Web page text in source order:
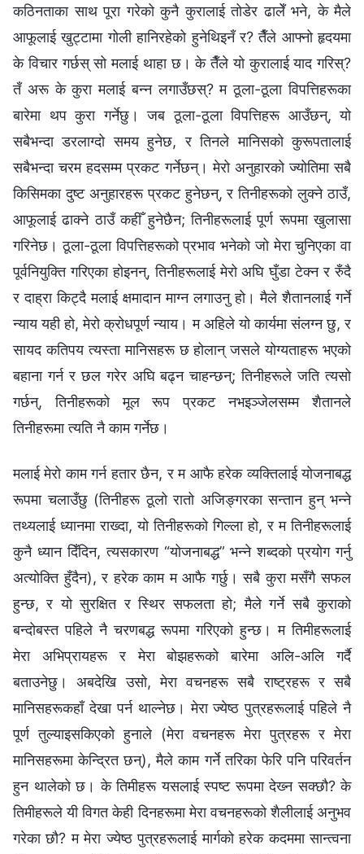
कठिनताका साथ पूरा गरेको कुनै कुरालाई तोडेर ढालेँ भने, के मैले
आफूलाई खुट्टामा गोली हानिरहेको हुनेथिइनँ र? तैँले आफ्‍नो हृदयमा
के विचार गर्छस् सो मलाई थाहा छ। के तैँले यो कुरालाई याद गरिस्?
तँ अरू के कुरा मलाई बन्‍न लगाउँछस्? म ठूला-ठूला विपत्तिहरूका
बारेमा थप कुरा गर्नेछु। जब ठूला-ठूला विपत्तिहरू आउँछन्, यो
सबैभन्दा डरलाग्दो समय हुनेछ, र तिनले मानिसको कुरूपतालाई
सबैभन्दा चरम हदसम्‍म प्रकट गर्नेछन्। मेरो अनुहारको ज्योतिमा सबै
किसिमका दुष्ट अनुहारहरू प्रकट हुनेछन्, र तिनीहरूको लुक्‍ने ठाउँ,
आफूलाई ढाक्‍ने ठाउँ कहीँ हुनेछैन; तिनीहरूलाई पूर्ण रूपमा खुलासा
गरिनेछ। ठूला-ठूला विपत्तिहरूको प्रभाव भनेको जो मेरा चुनिएका वा
पूर्वनियुक्ति गरिएका होइनन्, तिनीहरूलाई मेरो अघि घुँडा टेक्‍न र रुँदै
र दाह्रा किट्दै मलाई क्षमादान माग्‍न लगाउनु हो। मैले शैतानलाई गर्ने
न्याय यही हो, मेरो क्रोधपूर्ण न्याय। म अहिले यो कार्यमा संलग्‍न छु, र
सायद कतिपय त्यस्ता मानिसहरू छ होलान् जसले योग्यताहरू भएको
बहाना गर्न र छल गरेर अघि बढ्न चाहन्छन्; तिनीहरूले जति त्यसो
गर्छन्, तिनीहरूको मूल रूप प्रकट नभइञ्‍जेलसम्‍म शैतानले
तिनीहरूमा त्यति नै काम गर्नेछ।
मलाई मेरो काम गर्न हतार छैन, र म आफै हरेक व्यक्तिलाई योजनाबद्ध
रूपमा चलाउँछु (तिनीहरू ठूलो रातो अजिङ्गरका सन्तान हुन् भन्‍ने
तथ्यलाई ध्यानमा राख्दा, यो तिनीहरूको गिल्‍ला हो, र म तिनीहरूलाई
कुनै ध्यान दिँदिन, त्यसकारण “योजनाबद्ध” भन्‍ने शब्दको प्रयोग गर्नु
अत्योक्ति हुँदैन), र हरेक काम म आफै गर्छु। सबै कुरा मसँगै सफल
हुन्छ, र यो सुरक्षित र स्थिर सफलता हो; मैले गर्ने सबै कुराको
बन्दोबस्त पहिले नै चरणबद्ध रूपमा गरिएको हुन्छ। म तिमीहरूलाई
मेरा अभिप्रायहरू र मेरा बोझहरूको बारेमा अलि-अलि गर्दै
बताउनेछु। अबदेखि उसो, मेरा वचनहरू सबै राष्ट्रहरू र सबै
मानिसहरूकहाँ देखा पर्न थाल्‍नेछ। मेरा ज्येष्ठ पुत्रहरूलाई पहिले नै
पूर्ण तुल्याइसकिएको हुनाले (मेरा वचनहरू मेरा पुत्रहरू र मेरा
मानिसहरूमा केन्द्रित छन्), मैले काम गर्ने तरिका फेरि पनि परिवर्तन
हुन थालेको छ। के तिमीहरू यसलाई स्पष्ट रूपमा देख्‍न सक्छौ? के
तिमीहरूले यी विगत केही दिनहरूमा मेरा वचनहरूको शैलीलाई अनुभव
गरेका छौ? म मेरा ज्येष्ठ पुत्रहरूलाई मार्गको हरेक कदममा सान्त्वना